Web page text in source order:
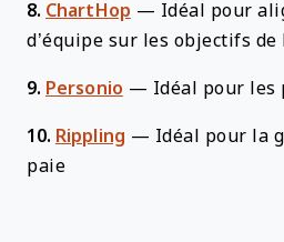
8. ChartHop — Idéal pour
d’équipe sur les objectifs de
9. Personio — Idéal pour les
10. Rippling — Idéal pour la
paie